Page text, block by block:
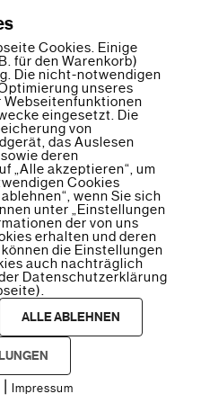
Back
To
Top
Datenschutz
GmbH2017
•Themify WordPress
Cookies. Einige
für den Warenkorb)
Die nicht-notwendigen
unseres
eingesetzt. Die
von
das Auslesen
deren
„Alle akzeptieren“, um
Cookies
wenn Sie sich
unter „Einstellungen
der von uns
erhalten und deren
die Einstellungen
auch nachträglich
Datenschutzerklärung
ALLE ABLEHNEN
Impressum